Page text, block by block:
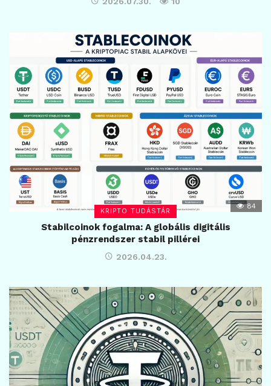
KRIPTO TUDÁSTÁR
84
Stabilcoinok fogalma: A globális digitális
pénzrendszer stabil pillérei
2026.04.23.